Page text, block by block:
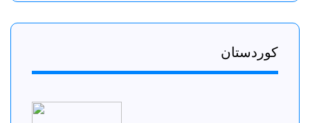
كوردستان